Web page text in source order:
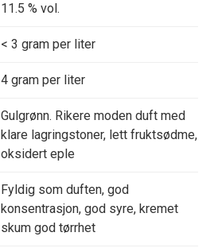
11.5 % vol.
< 3 gram per liter
4 gram per liter
Gulgrønn. Rikere moden duft med
klare lagringstoner, lett fruktsødme,
oksidert eple
Fyldig som duften, god
konsentrasjon, god syre, kremet
skum god tørrhet